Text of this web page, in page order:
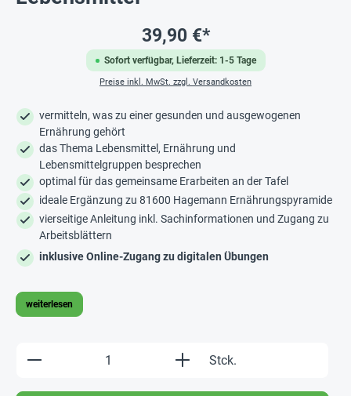
Sofort verfügbar, Lieferzeit: 1-5 Tage
39,90 €*
Preise inkl. MwSt. zzgl. Versandkosten
vermitteln, was zu einer gesunden und ausgewogenen
Ernährung gehört
das Thema Lebensmittel, Ernährung und
Lebensmittelgruppen besprechen
optimal für das gemeinsame Erarbeiten an der Tafel
ideale Ergänzung zu 81600 Hagemann Ernährungspyramide
vierseitige Anleitung inkl. Sachinformationen und Zugang zu
Arbeitsblättern
inklusive Online-Zugang zu digitalen Übungen
weiterlesen
Produkt Anzahl: Gib den gewünschten
Stck.